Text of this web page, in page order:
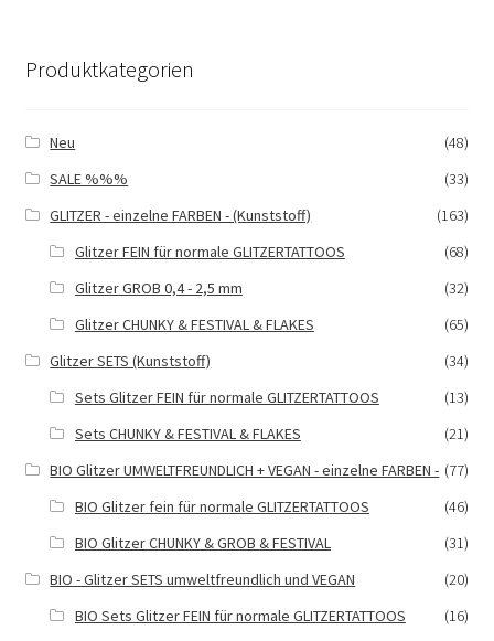
Produktkategorien
Neu
(48)
SALE %%%
(33)
GLITZER - einzelne FARBEN - (Kunststoff)
(163)
Glitzer FEIN für normale GLITZERTATTOOS
(68)
Glitzer GROB 0,4 - 2,5 mm
(32)
Glitzer CHUNKY & FESTIVAL & FLAKES
(65)
Glitzer SETS (Kunststoff)
(34)
Sets Glitzer FEIN für normale GLITZERTATTOOS
(13)
Sets CHUNKY & FESTIVAL & FLAKES
(21)
BIO Glitzer UMWELTFREUNDLICH + VEGAN - einzelne FARBEN - (77)
BIO Glitzer fein für normale GLITZERTATTOOS
(46)
BIO Glitzer CHUNKY & GROB & FESTIVAL
(31)
BIO - Glitzer SETS umweltfreundlich und VEGAN
(20)
BIO Sets Glitzer FEIN für normale GLITZERTATTOOS
(16)